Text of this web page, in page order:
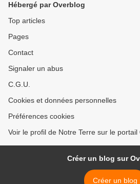
Hébergé par Overblog
Top articles
Pages
Contact
Signaler un abus
C.G.U.
Cookies et données personnelles
Préférences cookies
Voir le profil de Notre Terre sur le portail
Créer un blog sur
Créer un blog